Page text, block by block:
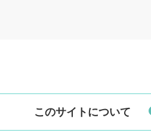
このサイトについて